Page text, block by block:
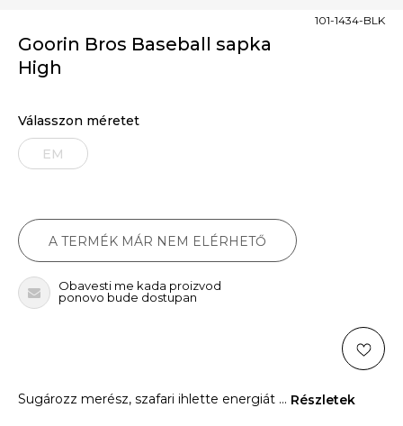
Goorin Bros Baseball sapka
High
101-1434-BLK
Válasszon méretet
EM
A TERMÉK MÁR NEM ELÉRHETŐ
Obavesti me kada proizvod
ponovo bude dostupan
Sugározz merész, szafari ihlette energiát ... Részletek